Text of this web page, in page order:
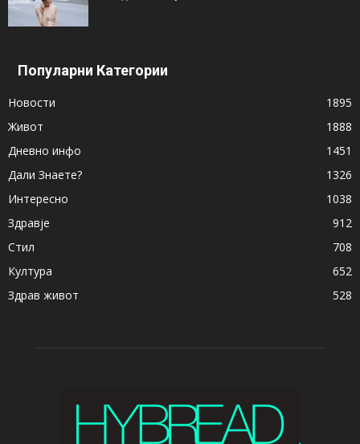
Популарни Категории
Новости
1895
Живот
1888
Дневно инфо
1451
Дали Знаете?
1326
Интересно
1038
Здравје
912
Стил
708
Култура
652
Здрав живот
528